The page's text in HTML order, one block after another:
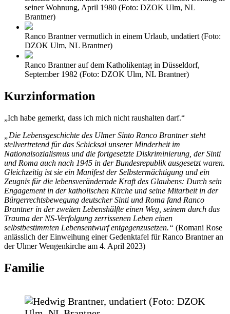
seiner Wohnung, April 1980 (Foto: DZOK Ulm, NL
Brantner)
Ranco Brantner vermutlich in einem Urlaub, undatiert (Foto:
DZOK Ulm, NL Brantner)
Ranco Brantner auf dem Katholikentag in Düsseldorf,
September 1982 (Foto: DZOK Ulm, NL Brantner)
Kurzinformation
„Ich habe gemerkt, dass ich mich nicht raushalten darf.“
„Die Lebensgeschichte des Ulmer Sinto Ranco Brantner steht
stellvertretend für das Schicksal unserer Minderheit im
Nationalsozialismus und die fortgesetzte Diskriminierung, der Sinti
und Roma auch nach 1945 in der Bundesrepublik ausgesetzt waren.
Gleichzeitig ist sie ein Manifest der Selbstermächtigung und ein
Zeugnis für die lebensverändernde Kraft des Glaubens: Durch sein
Engagement in der katholischen Kirche und seine Mitarbeit in der
Bürgerrechtsbewegung deutscher Sinti und Roma fand Ranco
Brantner in der zweiten Lebenshälfte einen Weg, seinem durch das
Trauma der NS-Verfolgung zerrissenen Leben einen
selbstbestimmten Lebensentwurf entgegenzusetzen.“ (Romani Rose
anlässlich der Einweihung einer Gedenktafel für Ranco Brantner an
der Ulmer Wengenkirche am 4. April 2023)
Familie